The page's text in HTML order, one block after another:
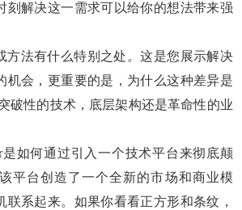
刻解决这一需求可以给你的想法带来强
方法有什么特别之处。这是您展示解决
机会，更重要的是，为什么这种差异是
破性的技术，底层架构还是革命性的业
是如何通过引入一个技术平台来彻底颠
平台创造了一个全新的市场和商业模
联系起来。如果你看看正方形和条纹，